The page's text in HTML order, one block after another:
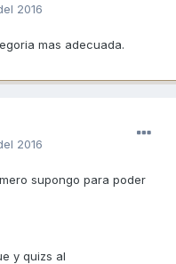
2016
mas adecuada.
2016
supongo para poder
y quizs al